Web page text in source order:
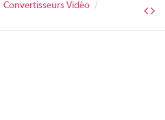
Convertisseurs Vidéo